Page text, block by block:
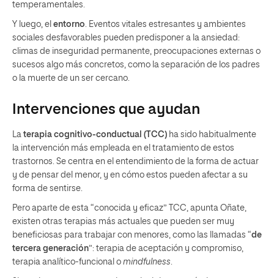
temperamentales.
Y luego, el entorno. Eventos vitales estresantes y ambientes
sociales desfavorables pueden predisponer a la ansiedad:
climas de inseguridad permanente, preocupaciones externas o
sucesos algo más concretos, como la separación de los padres
o la muerte de un ser cercano.
Intervenciones que ayudan
La terapia cognitivo-conductual (TCC) ha sido habitualmente
la intervención más empleada en el tratamiento de estos
trastornos. Se centra en el entendimiento de la forma de actuar
y de pensar del menor, y en cómo estos pueden afectar a su
forma de sentirse.
Pero aparte de esta “conocida y eficaz” TCC, apunta Oñate,
existen otras terapias más actuales que pueden ser muy
beneficiosas para trabajar con menores, como las llamadas “de
tercera generación”: terapia de aceptación y compromiso,
terapia analítico-funcional o mindfulness.